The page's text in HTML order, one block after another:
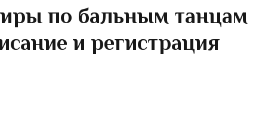
по бальным танцам
и регистрация